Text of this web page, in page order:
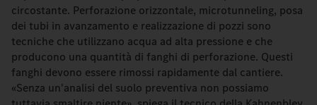
circostante. Perforazione orizzontale, microtunneling, posa
dei tubi in avanzamento e realizzazione di pozzi sono
tecniche che utilizzano acqua ad alta pressione e che
producono una quantità di fanghi di perforazione. Questi
fanghi devono essere rimossi rapidamente dal cantiere.
«Senza un'analisi del suolo preventiva non possiamo